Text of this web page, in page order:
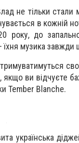
не тільки
в кожній
року, до
їхня музика
ви відчуєте
Tember Blanche.
українська